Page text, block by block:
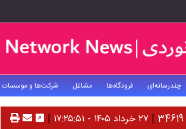
چندرسانه‌ای فرودگاه‌ها مشاغل شرکت‌ها و موسسات
| ۲۷ خرداد ۱۴۰۵ - ۱۷:۲۵:۵۱ |